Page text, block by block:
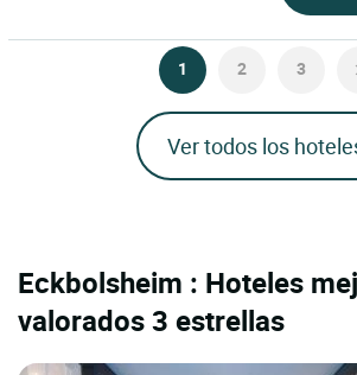
1 2 3
Ver todos los
Eckbolsheim : Hoteles
valorados 3 estrellas